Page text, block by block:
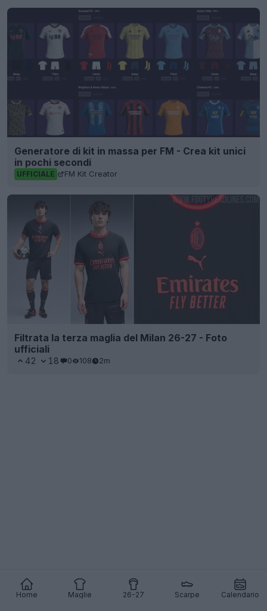
Home Maglie 26-27 Scarpe Calendario
Generatore di kit in massa per FM - Crea kit unici
in pochi secondi
UFFICIALE FM Kit Creator
Filtrata la terza maglia del Milan 26-27 - Foto
ufficiali
42 18 0 108 2m